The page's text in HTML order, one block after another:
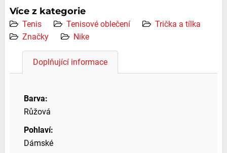
Více z kategorie
Tenis Tenisové oblečení
Trička a tílka
Značky
Nike
Doplňující informace
Barva:
Růžová
Pohlaví:
Dámské